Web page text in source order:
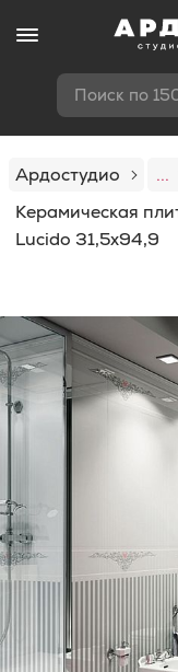
Поиск по
Ардостудио
...
Керамическая
Lucido 31,5x94,9